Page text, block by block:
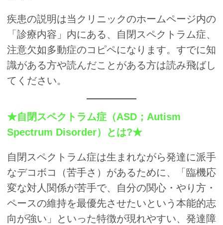
疾患の説明は当クリニックのホームページ内の
「診療内容」内にある、自閉スペクトラム症、
注意欠如多動症のコピペになります。すでに知
識がある方や読んだことがある方は読み飛ばし
てください。
★自閉スペクトラム症（ASD；Autism
Spectrum Disorder）とは?★
自閉スペクトラム症は生まれながら発達に派手
なデコボコ（苦手さ）があるために、「臨機応
変な対人関係が苦手で、自分の関心・やり方・
ペースの維持を最優先させたいという本能的志
向が強い」といった特徴が現れやすい、発達障